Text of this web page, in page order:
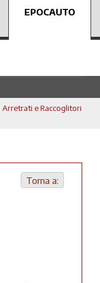
EPOCAUTO
Arretrati e Raccoglitori
Torna a: